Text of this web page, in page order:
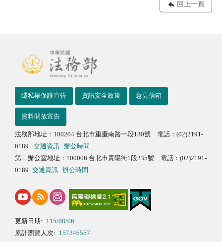
回上一頁
隱私權保護宣告 資訊安全政策 意見信箱
資料開放宣告
法務部地址：100204 台北市重慶南路一段130號 電話：(02)2191-
0189
交通資訊
辦公時間
第二辦公室地址：100006 台北市貴陽街1段235號 電話：(02)2191-
0189 交通資訊 辦公時間
更新日期: 115/08/06
累計瀏覽人次: 157346557